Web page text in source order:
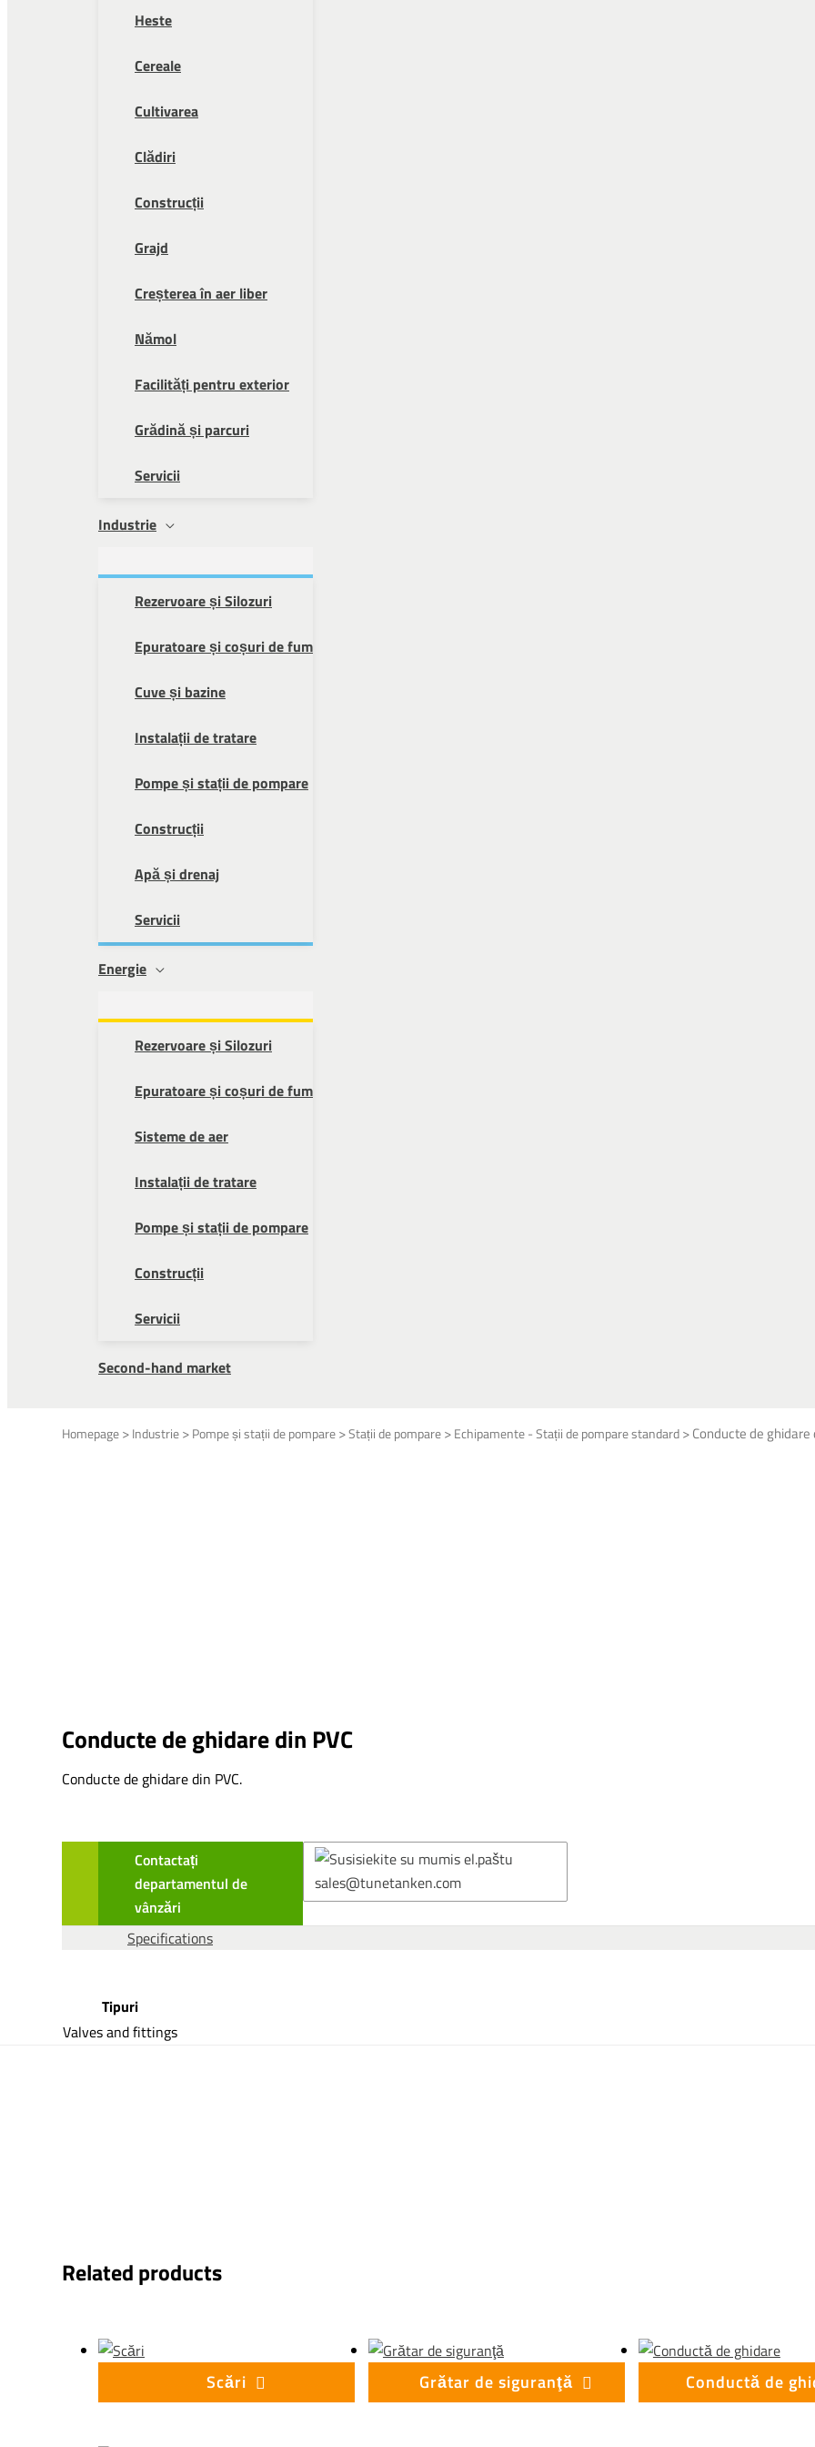
Heste
Cereale
Cultivarea
Clădiri
Construcții
Grajd
Creșterea în aer liber
Nămol
Facilități pentru exterior
Grădină și parcuri
Servicii
Industrie
Rezervoare și Silozuri
Epuratoare și coșuri de fum
Cuve și bazine
Instalații de tratare
Pompe și stații de pompare
Construcții
Apă și drenaj
Servicii
Energie
Rezervoare și Silozuri
Epuratoare și coșuri de fum
Sisteme de aer
Instalații de tratare
Pompe și stații de pompare
Construcții
Servicii
Second-hand market
Homepage > Industrie > Pompe și stații de pompare >Stații de pompare > Echipamente - Stații de pompare standard >Conducte de ghidare
Conducte de ghidare din PVC
Conducte de ghidare din PVC.
Contactați
departamentul de
vânzări
Specifications
Tipuri
Valves and fittings
Related products
Scări Grătar de siguranţă Conductă de